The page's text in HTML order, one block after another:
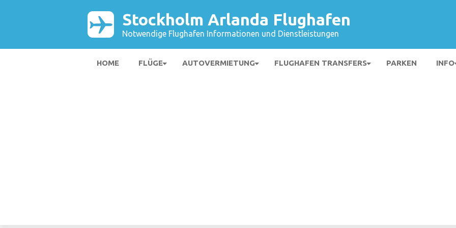
Stockholm Arlanda Flughafen
Notwendige Flughafen Informationen und Dienstleistungen
HOME FLÜGE AUTOVERMIETUNG FLUGHAFEN TRANSFERS PARKEN INFO